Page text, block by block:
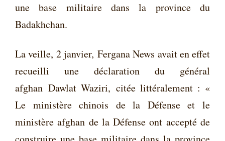
une base militaire dans la province du
Badakhchan.
La veille, 2 janvier, Fergana News avait en effet
recueilli une déclaration du général
afghan Dawlat Waziri, citée littéralement : «
Le ministère chinois de la Défense et le
ministère afghan de la Défense ont accepté de